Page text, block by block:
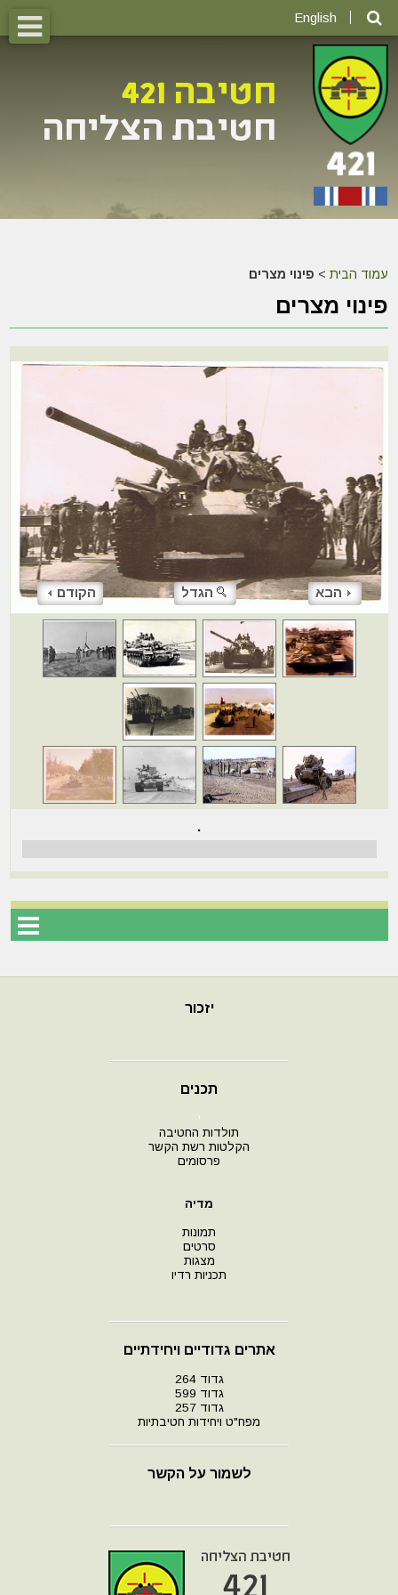
English
עמוד הבית > פינוי מצרים
פינוי מצרים
הקודם הגדל הבא
.
יזכור
תכנים
י
תולדות החטיבה
הקלטות רשת הקשר
פרסומים
מדיה
תמונות
סרטים
מצגות
תכניות רדיו
אתרים גדודיים ויחידתיים
גדוד 264
גדוד 599
גדוד 257
מפח"ט ויחידות חטיבתיות
לשמור על הקשר